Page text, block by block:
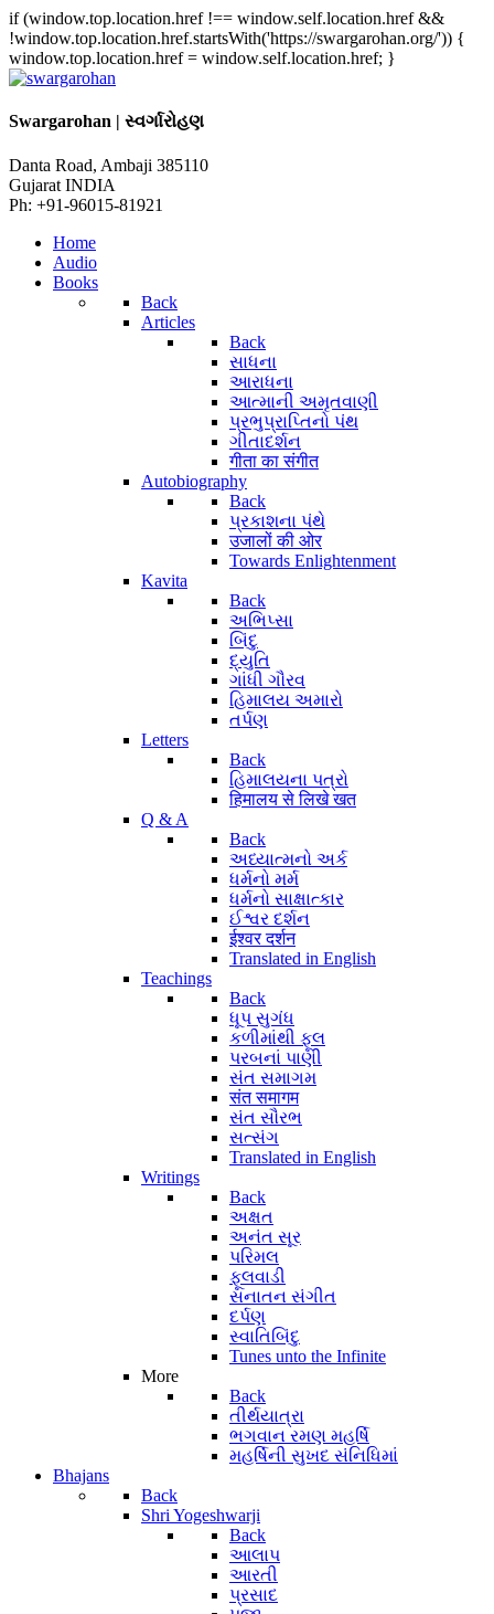
if (window.top.location.href !== window.self.location.href &&
!window.top.location.href.startsWith('https://swargarohan.org/')) {
window.top.location.href = window.self.location.href; }
Swargarohan | સ્વર્ગારોહણ
Danta Road, Ambaji 385110
Gujarat INDIA
Ph: +91-96015-81921
Home
Audio
Books
Back
Articles
Back
સાધના
આરાધના
આત્માની અમૃતવાણી
પ્રભુપ્રાપ્તિનો પંથ
ગીતાદર્શન
गीता का संगीत
Autobiography
Back
પ્રકાશના પંથે
उजालों की ओर
Towards Enlightenment
Kavita
Back
અભિપ્સા
બિંદુ
દ્યુતિ
ગાંધી ગૌરવ
હિમાલય અમારો
તર્પણ
Letters
Back
હિમાલયના પત્રો
हिमालय से लिखे खत
Q & A
Back
અધ્યાત્મનો અર્ક
ધર્મનો મર્મ
ધર્મનો સાક્ષાત્કાર
ઈશ્વર દર્શન
ईश्वर दर्शन
Translated in English
Teachings
Back
ધૂપ સુગંધ
કળીમાંથી ફૂલ
પરબનાં પાણી
સંત સમાગમ
संत समागम
સંત સૌરભ
સત્સંગ
Translated in English
Writings
Back
અક્ષત
અનંત સૂર
પરિમલ
ફૂલવાડી
સનાતન સંગીત
દર્પણ
સ્વાતિબિંદુ
Tunes unto the Infinite
More
Back
તીર્થયાત્રા
ભગવાન રમણ મહર્ષિ
મહર્ષિની સુખદ સંનિધિમાં
Bhajans
Back
Shri Yogeshwarji
Back
આલાપ
આરતી
પ્રસાદ